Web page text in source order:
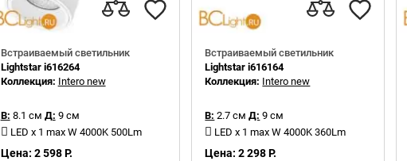
Встраиваемый светильник
Lightstar i616264
Коллекция: Intero new
В: 8.1 см Д: 9 см
LED x 1 max W 4000K 500Lm
Цена: 2 598 Р.
Встраиваемый светильник
Lightstar i616164
Коллекция: Intero new
В: 2.7 см Д: 9 см
LED x 1 max W 4000K 360Lm
Цена: 2 298 Р.